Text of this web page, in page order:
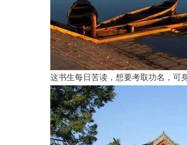
这书生每日苦读，想要考取功名，可